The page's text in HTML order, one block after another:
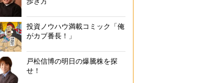
投資ノウハウ満載コミック「俺
がカブ番長！」
戸松信博の明日の爆騰株を探
せ！